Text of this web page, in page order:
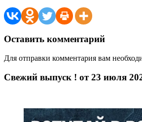
Оставить комментарий
Для отправки комментария вам
Свежий выпуск ! от 23 июля